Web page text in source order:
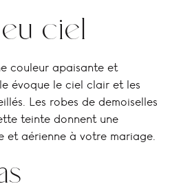
ciel
couleur apaisante et
évoque le ciel clair et les
Les robes de demoiselles
teinte donnent une
et aérienne à votre mariage.